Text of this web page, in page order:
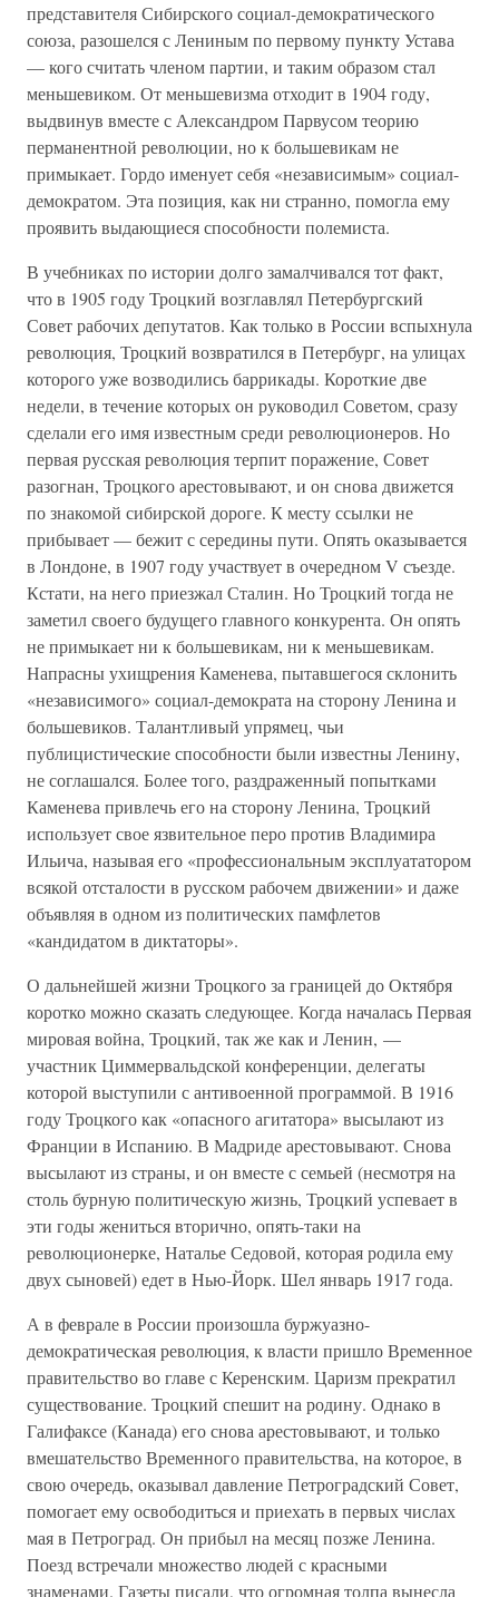
представителя Сибирского социал-демократического
союза, разошелся с Лениным по первому пункту Устава
— кого считать членом партии, и таким образом стал
меньшевиком. От меньшевизма отходит в 1904 году,
выдвинув вместе с Александром Парвусом теорию
перманентной революции, но к большевикам не
примыкает. Гордо именует себя «независимым» социал-
демократом. Эта позиция, как ни странно, помогла ему
проявить выдающиеся способности полемиста.
В учебниках по истории долго замалчивался тот факт,
что в 1905 году Троцкий возглавлял Петербургский
Совет рабочих депутатов. Как только в России вспыхнула
революция, Троцкий возвратился в Петербург, на улицах
которого уже возводились баррикады. Короткие две
недели, в течение которых он руководил Советом, сразу
сделали его имя известным среди революционеров. Но
первая русская революция терпит поражение, Совет
разогнан, Троцкого арестовывают, и он снова движется
по знакомой сибирской дороге. К месту ссылки не
прибывает — бежит с середины пути. Опять оказывается
в Лондоне, в 1907 году участвует в очередном V съезде.
Кстати, на него приезжал Сталин. Но Троцкий тогда не
заметил своего будущего главного конкурента. Он опять
не примыкает ни к большевикам, ни к меньшевикам.
Напрасны ухищрения Каменева, пытавшегося склонить
«независимого» социал-демократа на сторону Ленина и
большевиков. Талантливый упрямец, чьи
публицистические способности были известны Ленину,
не соглашался. Более того, раздраженный попытками
Каменева привлечь его на сторону Ленина, Троцкий
использует свое язвительное перо против Владимира
Ильича, называя его «профессиональным эксплуататором
всякой отсталости в русском рабочем движении» и даже
объявляя в одном из политических памфлетов
«кандидатом в диктаторы».
О дальнейшей жизни Троцкого за границей до Октября
коротко можно сказать следующее. Когда началась Первая
мировая война, Троцкий, так же как и Ленин, —
участник Циммервальдской конференции, делегаты
которой выступили с антивоенной программой. В 1916
году Троцкого как «опасного агитатора» высылают из
Франции в Испанию. В Мадриде арестовывают. Снова
высылают из страны, и он вместе с семьей (несмотря на
столь бурную политическую жизнь, Троцкий успевает в
эти годы жениться вторично, опять-таки на
революционерке, Наталье Седовой, которая родила ему
двух сыновей) едет в Нью-Йорк. Шел январь 1917 года.
А в феврале в России произошла буржуазно-
демократическая революция, к власти пришло Временное
правительство во главе с Керенским. Царизм прекратил
существование. Троцкий спешит на родину. Однако в
Галифаксе (Канада) его снова арестовывают, и только
вмешательство Временного правительства, на которое, в
свою очередь, оказывал давление Петроградский Совет,
помогает ему освободиться и приехать в первых числах
мая в Петроград. Он прибыл на месяц позже Ленина.
Поезд встречали множество людей с красными
знаменами. Газеты писали, что огромная толпа вынесла